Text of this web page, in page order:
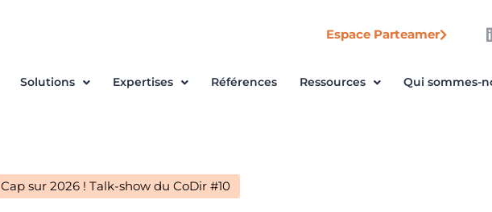
Espace Parteamer
Solutions Expertises Références Ressources Qui sommes-
Cap sur 2026 ! Talk-show du CoDir #10